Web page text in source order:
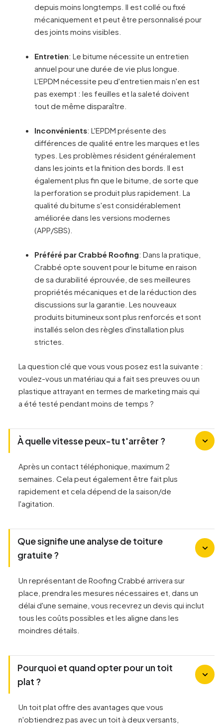
depuis moins longtemps. Il est collé ou fixé
mécaniquement et peut être personnalisé pour
des joints moins visibles.
Entretien: Le bitume nécessite un entretien
annuel pour une durée de vie plus longue.
L'EPDM nécessite peu d'entretien mais n'en est
pas exempt : les feuilles et la saleté doivent
tout de même disparaître.
Inconvénients: L'EPDM présente des
différences de qualité entre les marques et les
types. Les problèmes résident généralement
dans les joints et la finition des bords. Il est
également plus fin que le bitume, de sorte que
la perforation se produit plus rapidement. La
qualité du bitume s'est considérablement
améliorée dans les versions modernes
(APP/SBS).
Préféré par Crabbé Roofing: Dans la pratique,
Crabbé opte souvent pour le bitume en raison
de sa durabilité éprouvée, de ses meilleures
propriétés mécaniques et de la réduction des
discussions sur la garantie. Les nouveaux
produits bitumineux sont plus renforcés et sont
installés selon des règles d'installation plus
strictes.
La question clé que vous vous posez est la suivante :
voulez-vous un matériau qui a fait ses preuves ou un
plastique attrayant en termes de marketing mais qui
a été testé pendant moins de temps ?
À quelle vitesse peux-tu t'arrêter ?
Après un contact téléphonique, maximum 2
semaines. Cela peut également être fait plus
rapidement et cela dépend de la saison/de
l'agitation.
Que signifie une analyse de toiture
gratuite ?
Un représentant de Roofing Crabbé arrivera sur
place, prendra les mesures nécessaires et, dans un
délai d'une semaine, vous recevrez un devis qui inclut
tous les coûts possibles et les aligne dans les
moindres détails.
Pourquoi et quand opter pour un toit
plat ?
Un toit plat offre des avantages que vous
n'obtiendrez pas avec un toit à deux versants,